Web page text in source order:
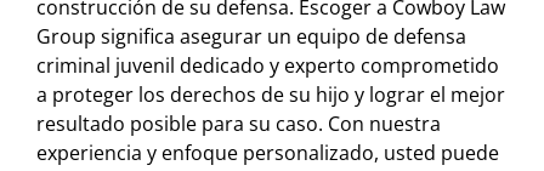
construcción de su defensa. Escoger a Cowboy Law
Group significa asegurar un equipo de defensa
criminal juvenil dedicado y experto comprometido
a proteger los derechos de su hijo y lograr el mejor
resultado posible para su caso. Con nuestra
experiencia y enfoque personalizado, usted puede